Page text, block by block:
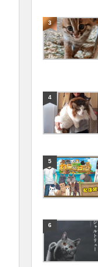
3
4
5
6